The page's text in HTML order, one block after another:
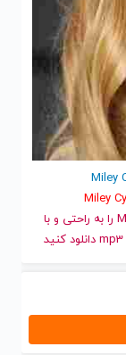
و قدیمی مایلی سایرس | Miley Cyrus را به راحتی و با